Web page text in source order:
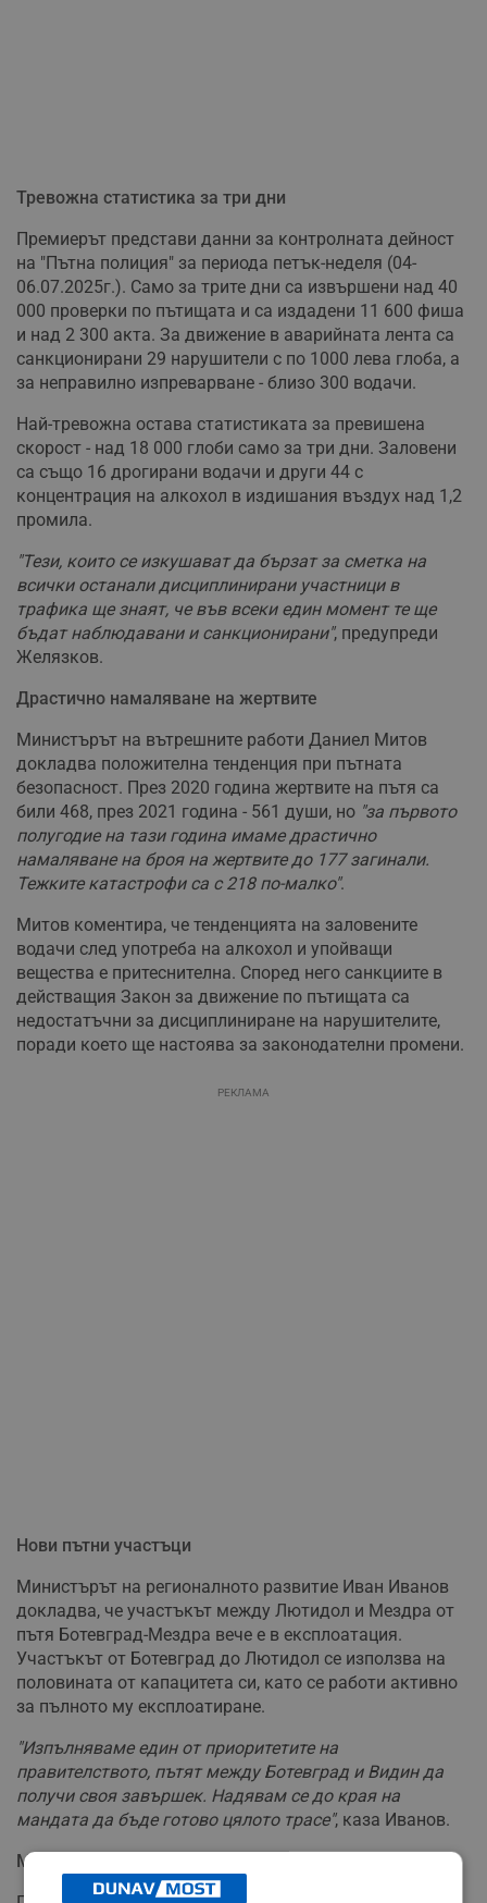
Тревожна статистика за три дни
Премиерът представи данни за контролната дейност
на "Пътна полиция" за периода петък-неделя (04-
06.07.2025г.). Само за трите дни са извършени над 40
000 проверки по пътищата и са издадени 11 600 фиша
и над 2 300 акта. За движение в аварийната лента са
санкционирани 29 нарушители с по 1000 лева глоба, а
за неправилно изпреварване - близо 300 водачи.
Най-тревожна остава статистиката за превишена
скорост - над 18 000 глоби само за три дни. Заловени
са също 16 дрогирани водачи и други 44 с
концентрация на алкохол в издишания въздух над 1,2
промила.
"Тези, които се изкушават да бързат за сметка на
всички останали дисциплинирани участници в
трафика ще знаят, че във всеки един момент те ще
бъдат наблюдавани и санкционирани", предупреди
Желязков.
Драстично намаляване на жертвите
Министърът на вътрешните работи Даниел Митов
докладва положителна тенденция при пътната
безопасност. През 2020 година жертвите на пътя са
били 468, през 2021 година - 561 души, но "за първото
полугодие на тази година имаме драстично
намаляване на броя на жертвите до 177 загинали.
Тежките катастрофи са с 218 по-малко".
Митов коментира, че тенденцията на заловените
водачи след употреба на алкохол и упойващи
вещества е притеснителна. Според него санкциите в
действащия Закон за движение по пътищата са
недостатъчни за дисциплиниране на нарушителите,
поради което ще настоява за законодателни промени.
РЕКЛАМА
Нови пътни участъци
Министърът на регионалното развитие Иван Иванов
докладва, че участъкът между Лютидол и Мездра от
пътя Ботевград-Мездра вече е в експлоатация.
Участъкът от Ботевград до Лютидол се използва на
половината от капацитета си, като се работи активно
за пълното му експлоатиране.
"Изпълняваме един от приоритетите на
правителството, пътят между Ботевград и Видин да
получи своя завършек. Надявам се до края на
мандата да бъде готово цялото трасе", каза Иванов.
Мерки срещу горските пожари